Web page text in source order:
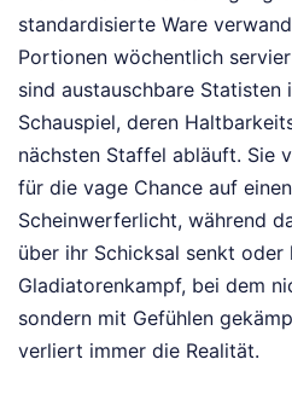
standardisierte Ware
Portionen wöchentlich
sind austauschbare Statisten
Schauspiel, deren
nächsten Staffel abläuft. Sie
für die vage Chance auf
Scheinwerferlicht, während
über ihr Schicksal senkt
Gladiatorenkampf, bei dem
sondern mit Gefühlen
verliert immer die Realität.